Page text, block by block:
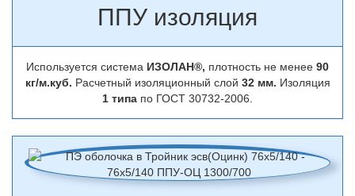
ППУ изоляция
Используется система ИЗОЛАН®, плотность не менее 90
кг/м.куб. Расчетный изоляционный слой 32 мм. Изоляция
1 типа по ГОСТ 30732-2006.